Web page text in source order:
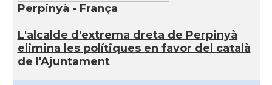
Perpinyà - França
L'alcalde d'extrema dreta de Perpinyà
elimina les polítiques en favor del català
de l'Ajuntament